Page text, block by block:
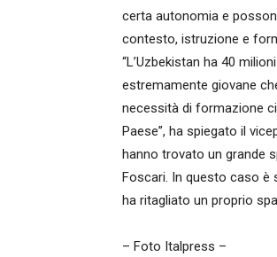
certa autonomia e
contesto, istruzione e
“L’Uzbekistan ha 40
estremamente giovane
necessità di formazione
Paese”, ha spiegato il
hanno trovato un grande
Foscari. In questo caso è
ha ritagliato un proprio
– Foto Italpress –